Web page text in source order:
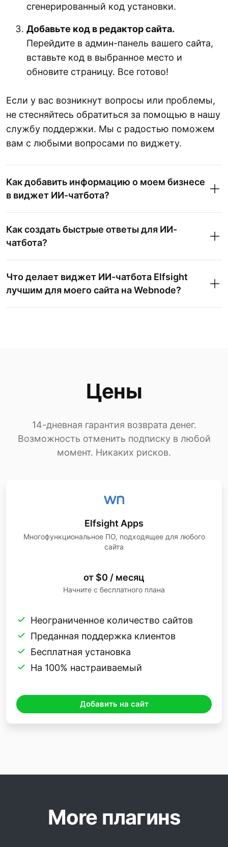
сгенерированный код установки.
Добавьте код в редактор сайта.
Перейдите в админ-панель вашего сайта,
вставьте код в выбранное место и
обновите страницу. Все готово!
Если у вас возникнут вопросы или проблемы,
не стесняйтесь обратиться за помощью в нашу
службу поддержки. Мы с радостью поможем
вам с любыми вопросами по виджету.
Как добавить информацию о моем бизнесе
в виджет ИИ-чатбота?
Как создать быстрые ответы для ИИ-
чатбота?
Что делает виджет ИИ-чатбота Elfsight
лучшим для моего сайта на Webnode?
Цены
14-дневная гарантия возврата денег.
Возможность отменить подписку в любой
момент. Никаких рисков.
Elfsight Apps
Многофункциональное ПО, подходящее для любого
сайта
от $0 / месяц
Начните с бесплатного плана
Неограниченное количество сайтов
Преданная поддержка клиентов
Бесплатная установка
На 100% настраиваемый
Добавить на сайт
More плагинs